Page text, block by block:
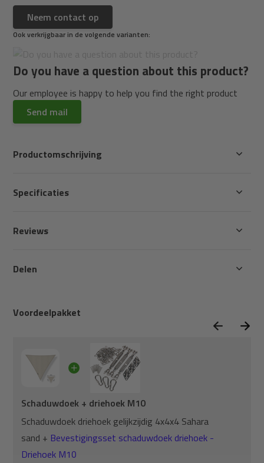
Neem contact op
Ook verkrijgbaar in de volgende varianten:
Do you have a question about this product?
Our employee is happy to help you find the right product
Send mail
Voordeelpakket
Schaduwdoek + driehoek M10
Schaduwdoek driehoek gelijkzijdig 4x4x4 Sahara
sand + Bevestigingsset schaduwdoek driehoek -
Driehoek M10
Productomschrijving
Specificaties
Reviews
Delen